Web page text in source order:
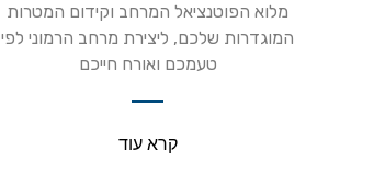
מלוא הפוטנציאל המרחב וקידום המטרות
המוגדרות שלכם, ליצירת מרחב הרמוני לפי
טעמכם ואורח חייכם
קרא עוד